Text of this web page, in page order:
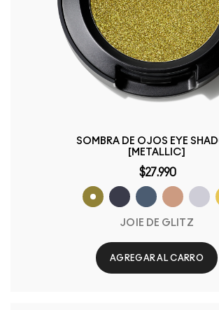
SOMBRA DE OJOS EYE
[METALLIC]
$27.990
JOIE DE GLITZ
AGREGAR AL CARRO